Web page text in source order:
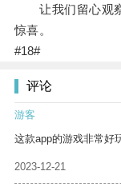
让我们留心观察
惊喜。
#18#
评论
游客
这款app的游戏非常好
2023-12-21